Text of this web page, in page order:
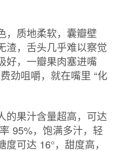
，质地柔软，囊瓣壁
渣，舌头几乎难以察觉
好，一瓣果肉塞进嘴
劲咀嚼，就在嘴里 “化
的果汁含量超高，可达
95%，饱满多汁，轻
可达 16°，甜度高，